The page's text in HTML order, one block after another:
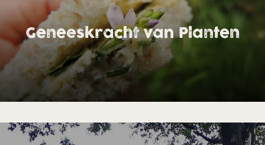
Geneeskracht van Planten